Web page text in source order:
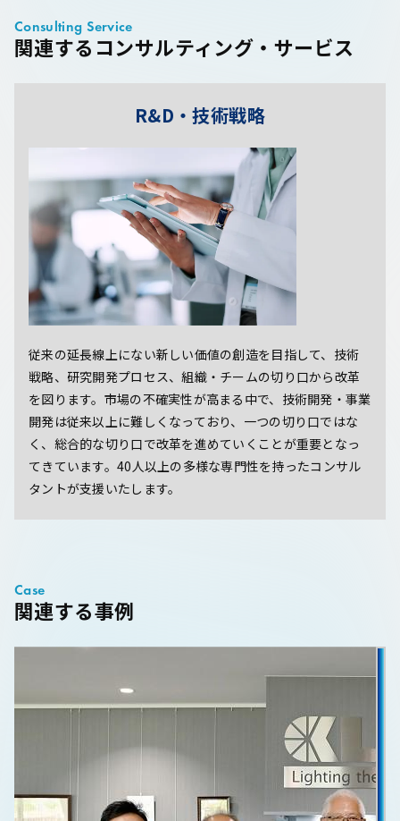
関連するコンサルティング・サービス
Consulting Service
R&D・技術戦略
従来の延長線上にない新しい価値の創造を目指して、技術
戦略、研究開発プロセス、組織・チームの切り口から改革
を図ります。市場の不確実性が高まる中で、技術開発・事業
開発は従来以上に難しくなっており、一つの切り口ではな
く、総合的な切り口で改革を進めていくことが重要となっ
てきています。40人以上の多様な専門性を持ったコンサル
タントが支援いたします。
関連する事例
Case